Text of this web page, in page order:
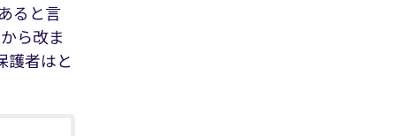
ると言
ら改ま
護者はと